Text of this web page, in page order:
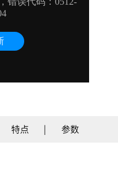
特点 参数